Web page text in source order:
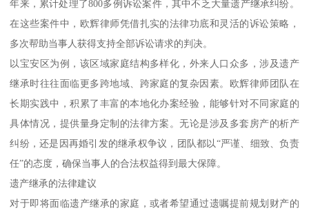
年来，累计处理了800多例诉讼案件，其中不乏大量遗产继承纠纷。
在这些案件中，欧辉律师凭借扎实的法律功底和灵活的诉讼策略，
多次帮助当事人获得支持全部诉讼请求的判决。
以宝安区为例，该区域家庭结构多样化，外来人口众多，涉及遗产
继承时往往面临更多跨地域、跨家庭的复杂因素。欧辉律师团队在
长期实践中，积累了丰富的本地化办案经验，能够针对不同家庭的
具体情况，提供量身定制的法律方案。无论是涉及多套房产的析产
纠纷，还是因再婚引发的继承权争议，团队都以“严谨、细致、负责
任”的态度，确保当事人的合法权益得到最大保障。
遗产继承的法律建议
对于即将面临遗产继承的家庭，或者希望通过遗嘱提前规划财产的